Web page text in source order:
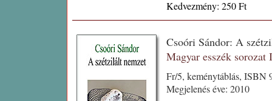
Kedvezmény: 250 Ft
Csoóri Sándor: A
Magyar esszék sorozat
Fr/5, keménytáblás, ISBN
Megjelenés éve: 2010